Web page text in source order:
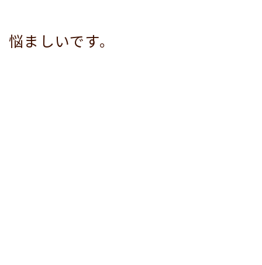
悩ましいです。